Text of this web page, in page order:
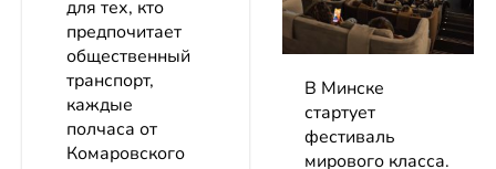
для тех, кто
предпочитает
общественный
транспорт,
каждые
полчаса от
Комаровского
В Минске
стартует
фестиваль
мирового класса.